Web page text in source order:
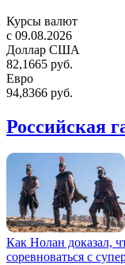
Курсы валют
c 09.08.2026
Доллар США
82,1665 руб.
Евро
94,8366 руб.
Российская
Как Нолан доказал,
соревноваться с